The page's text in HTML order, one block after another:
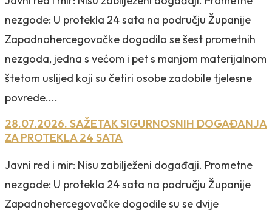
nezgode: U protekla 24 sata na području Županije
Zapadnohercegovačke dogodilo se šest prometnih
nezgoda, jedna s većom i pet s manjom materijalnom
štetom uslijed koji su četiri osobe zadobile tjelesne
povrede....
28.07.2026. SAŽETAK SIGURNOSNIH DOGAĐANJA
ZA PROTEKLA 24 SATA
Javni red i mir: Nisu zabilježeni događaji. Prometne
nezgode: U protekla 24 sata na području Županije
Zapadnohercegovačke dogodile su se dvije